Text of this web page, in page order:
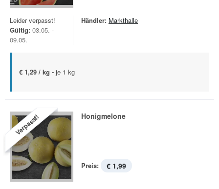
Leider verpasst!
Gültig: 03.05. -
09.05.
Händler: Markthalle
€ 1,29 / kg - je 1 kg
Verpasst! Honigmelone
Preis: € 1,99